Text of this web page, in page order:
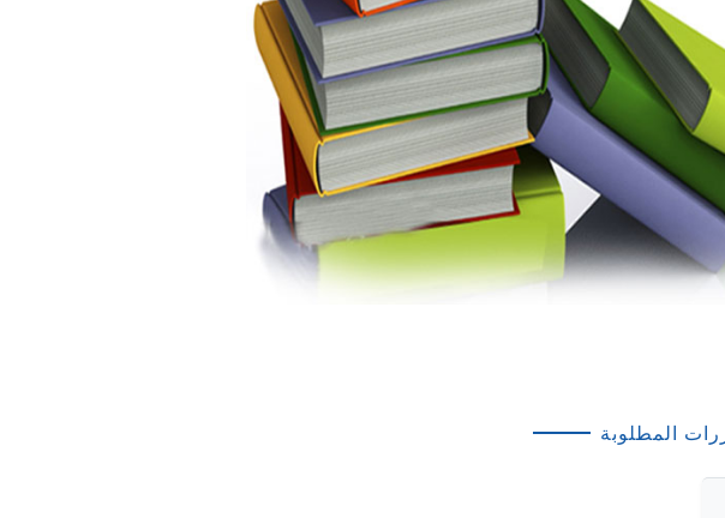
المطلوبة